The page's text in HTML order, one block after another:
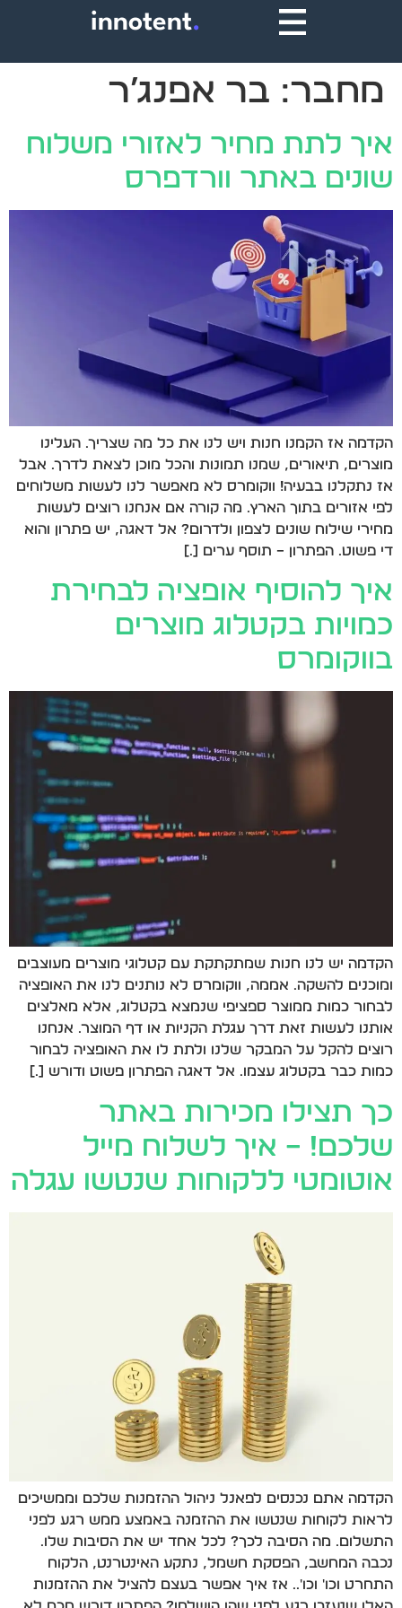
.
innotent
מחבר: בר אפנג׳ר
איך לתת מחיר לאזורי משלוח
שונים באתר וורדפרס
הקדמה אז הקמנו חנות ויש לנו את כל מה שצריך. העלינו
מוצרים, תיאורים, שמנו תמונות והכל מוכן לצאת לדרך. אבל
אז נתקלנו בבעיה! ווקומרס לא מאפשר לנו לעשות משלוחים
לפי אזורים בתוך הארץ. מה קורה אם אנחנו רוצים לעשות
מחירי שילוח שונים לצפון ולדרום? אל דאגה, יש פתרון והוא
די פשוט. הפתרון – תוסף ערים […]
איך להוסיף אופציה לבחירת
כמויות בקטלוג מוצרים
בווקומרס
הקדמה יש לנו חנות שמתקתקת עם קטלוגי מוצרים מעוצבים
ומוכנים להשקה. אממה, ווקומרס לא נותנים לנו את האופציה
לבחור כמות ממוצר ספציפי שנמצא בקטלוג, אלא מאלצים
אותנו לעשות זאת דרך עגלת הקניות או דף המוצר. אנחנו
רוצים להקל על המבקר שלנו ולתת לו את האופציה לבחור
כמות כבר בקטלוג עצמו. אל דאגה הפתרון פשוט ודורש […]
כך תצילו מכירות באתר
שלכם! – איך לשלוח מייל
אוטומטי ללקוחות שנטשו עגלה
הקדמה אתם נכנסים לפאנל ניהול ההזמנות שלכם וממשיכים
לראות לקוחות שנטשו את ההזמנה באמצע ממש רגע לפני
התשלום. מה הסיבה לכך? לכל אחד יש את הסיבות שלו.
נכבה המחשב, הפסקת חשמל, נתקע האינטרנט, הלקוח
התחרט וכו' וכו'.. אז איך אפשר בעצם להציל את ההזמנות